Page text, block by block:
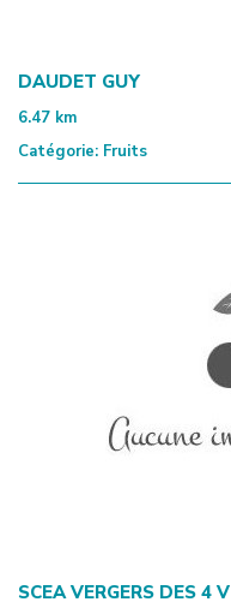
DAUDET GUY
6.47 km
Catégorie: Fruits
SCEA VERGERS DES 4 V